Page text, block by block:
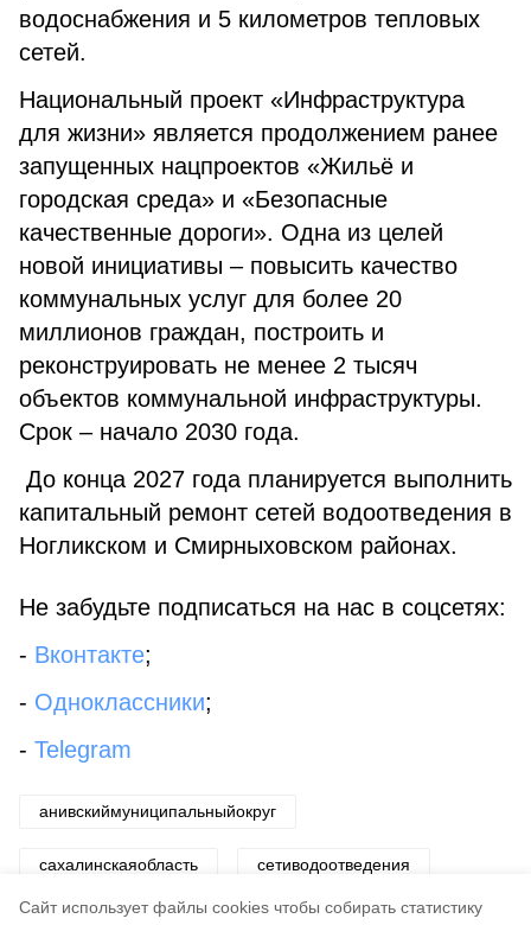
Cайт использует файлы cookies чтобы собирать статистику
водоснабжения и 5 километров тепловых
сетей.
Национальный проект «Инфраструктура
для жизни» является продолжением ранее
запущенных нацпроектов «Жильё и
городская среда» и «Безопасные
качественные дороги». Одна из целей
новой инициативы – повысить качество
коммунальных услуг для более 20
миллионов граждан, построить и
реконструировать не менее 2 тысяч
объектов коммунальной инфраструктуры.
Срок – начало 2030 года.
До конца 2027 года планируется выполнить
капитальный ремонт сетей водоотведения в
Ногликском и Смирныховском районах.
Не забудьте подписаться на нас в соцсетях:
- Вконтакте;
- Одноклассники;
- Telegram
анивскиймуниципальныйокруг
сахалинскаяобласть сетиводоотведения